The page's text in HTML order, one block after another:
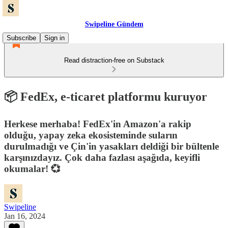
Swipeline Gündem
Subscribe
Sign in
Read distraction-free on Substack
📦 FedEx, e-ticaret platformu kuruyor
Herkese merhaba! FedEx'in Amazon'a rakip
olduğu, yapay zeka ekosisteminde suların
durulmadığı ve Çin'in yasakları deldiği bir bültenle
karşınızdayız. Çok daha fazlası aşağıda, keyifli
okumalar! 💞
Swipeline
Jan 16, 2024